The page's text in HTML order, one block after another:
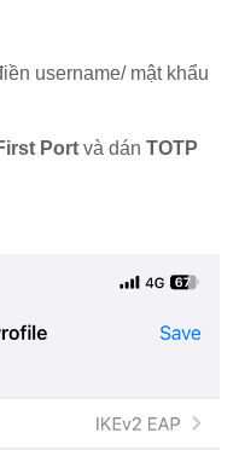
username/ mật khẩu
Port và dán TOTP